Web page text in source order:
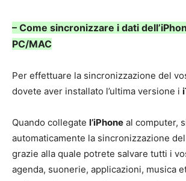
– Come sincronizzare i dati
PC/MAC
Per effettuare la sincronizzazione del
dovete aver installato l’ultima versione i
Quando collegate l’iPhone al computer,
automaticamente la sincronizzazione
grazie alla quale potrete salvare tutti i
agenda, suonerie, applicazioni, musica